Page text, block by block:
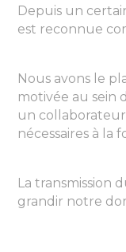
Depuis un
est reconnue
Nous avons le
motivée au sein
un
nécessaires à la
La transmission
grandir notre